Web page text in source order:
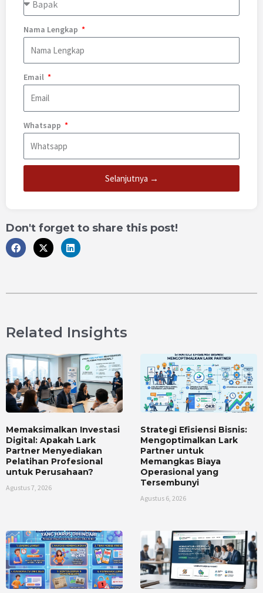
Nama Lengkap
Email
Whatsapp
Selanjutnya →
Don't forget to share this post!
Related Insights
Memaksimalkan Investasi
Digital: Apakah Lark
Partner Menyediakan
Pelatihan Profesional
untuk Perusahaan?
Agustus 7, 2026
Strategi Efisiensi Bisnis:
Mengoptimalkan Lark
Partner untuk
Memangkas Biaya
Operasional yang
Tersembunyi
Agustus 6, 2026